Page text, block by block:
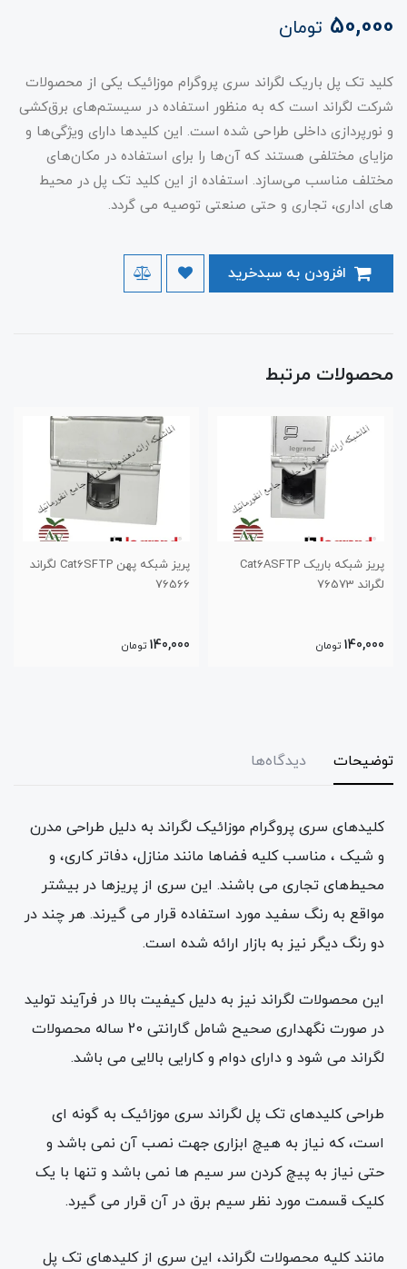
50,000 تومان
کلید تک پل باریک لگراند سری پروگرام موزائیک یکی از محصولات
شرکت لگراند است که به منظور استفاده در سیستم‌های برق‌کشی
و نورپردازی داخلی طراحی شده است. این کلیدها دارای ویژگی‌ها و
مزایای مختلفی هستند که آن‌ها را برای استفاده در مکان‌های
مختلف مناسب می‌سازد. استفاده از این کلید تک پل در محیط
های اداری، تجاری و حتی صنعتی توصیه می گردد.
محصولات مرتبط
پریز شبکه باریک Cat6ASFTP
لگراند 76573
140,000 تومان
پریز شبکه پهن Cat6SFTP لگراند
76566
140,000 تومان
توضیحات دیدگاه‌ها
کلیدهای سری پروگرام موزائیک لگراند به دلیل طراحی مدرن
و شیک ، مناسب کلیه فضاها مانند منازل، دفاتر کاری، و
محیط‌های تجاری می باشند. این سری از پریزها در بیشتر
مواقع به رنگ سفید مورد استفاده قرار می گیرند. هر چند در
دو رنگ دیگر نیز به بازار ارائه شده است.
این محصولات لگراند نیز به دلیل کیفیت بالا در فرآیند تولید
در صورت نگهداری صحیح شامل گارانتی 20 ساله محصولات
لگراند می شود و دارای دوام و کارایی بالایی می باشد.
طراحی کلیدهای تک پل لگراند سری موزائیک به گونه ای
است، که نیاز به هیچ ابزاری جهت نصب آن نمی باشد و
حتی نیاز به پیچ کردن سر سیم ها نمی باشد و تنها با یک
کلیک قسمت مورد نظر سیم برق در آن قرار می گیرد.
مانند کلیه محصولات لگراند، این سری از کلیدهای تک پل